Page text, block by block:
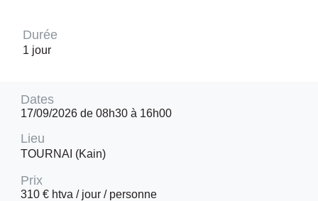
Durée
1 jour
Dates
17/09/2026 de 08h30 à 16h00
Lieu
TOURNAI (Kain)
Prix
310 € htva / jour / personne